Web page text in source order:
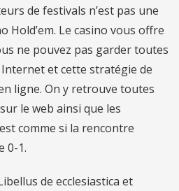
de festivals n’est pas une
Hold’em. Le casino vous offre
ne pouvez pas garder toutes
et cette stratégie de
ligne. On y retrouve toutes
le web ainsi que les
comme si la rencontre
0-1.
de ecclesiastica et